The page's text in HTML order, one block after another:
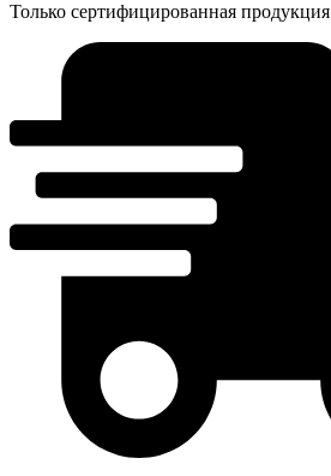
Только сертифицированная продукция